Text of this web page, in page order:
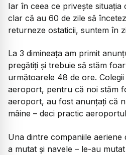
Iar în ceea ce privește situația
clar că au 60 de zile să
returneze ostaticii, suntem în
La 3 dimineața am primit
pregătiți și trebuie să stăm
următoarele 48 de ore.
aeroport, pentru că noi stăm
aeroport, au fost anunțați că
mâine – deci practic
Una dintre companiile
a mutat și navele – le-au